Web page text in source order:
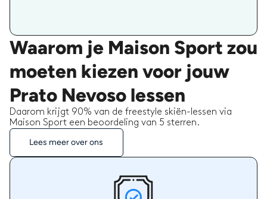
Waarom je Maison Sport zou
moeten kiezen voor jouw
Prato Nevoso lessen
Daarom krijgt 90% van de freestyle skiën-lessen via
Maison Sport een beoordeling van 5 sterren.
Lees meer over ons